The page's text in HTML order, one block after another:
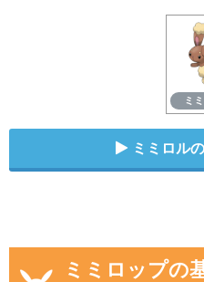
ミ
ミミロル
ミミロップの